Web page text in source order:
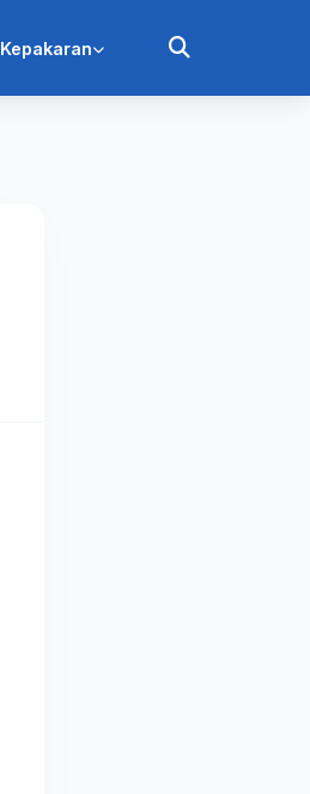
Kepakaran